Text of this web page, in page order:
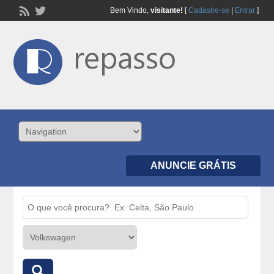
Bem Vindo, visitante! [Cadastre-se Entrar]
ANUNCIE GRÁTIS